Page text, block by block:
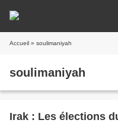
Accueil » soulimaniyah
soulimaniyah
Irak : Les élections